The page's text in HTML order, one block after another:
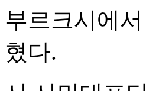
부르크시에
혔다.